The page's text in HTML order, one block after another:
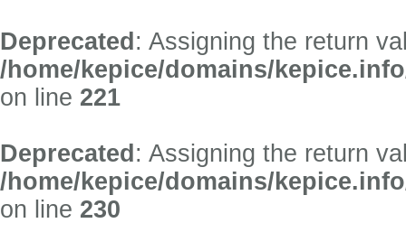
Deprecated : Assigning the return
/home/kepice/domains/
on line 221
Deprecated : Assigning the return
/home/kepice/domains/
on line 230